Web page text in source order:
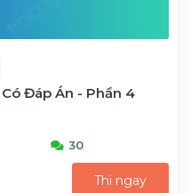
Đáp Án - Phần 4
30
Thi ngay